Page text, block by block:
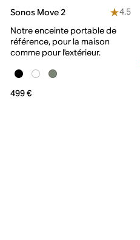
Sonos Move 2
4.5
Notre enceinte portable de
référence, pour la maison
comme pour l'extérieur.
499 €